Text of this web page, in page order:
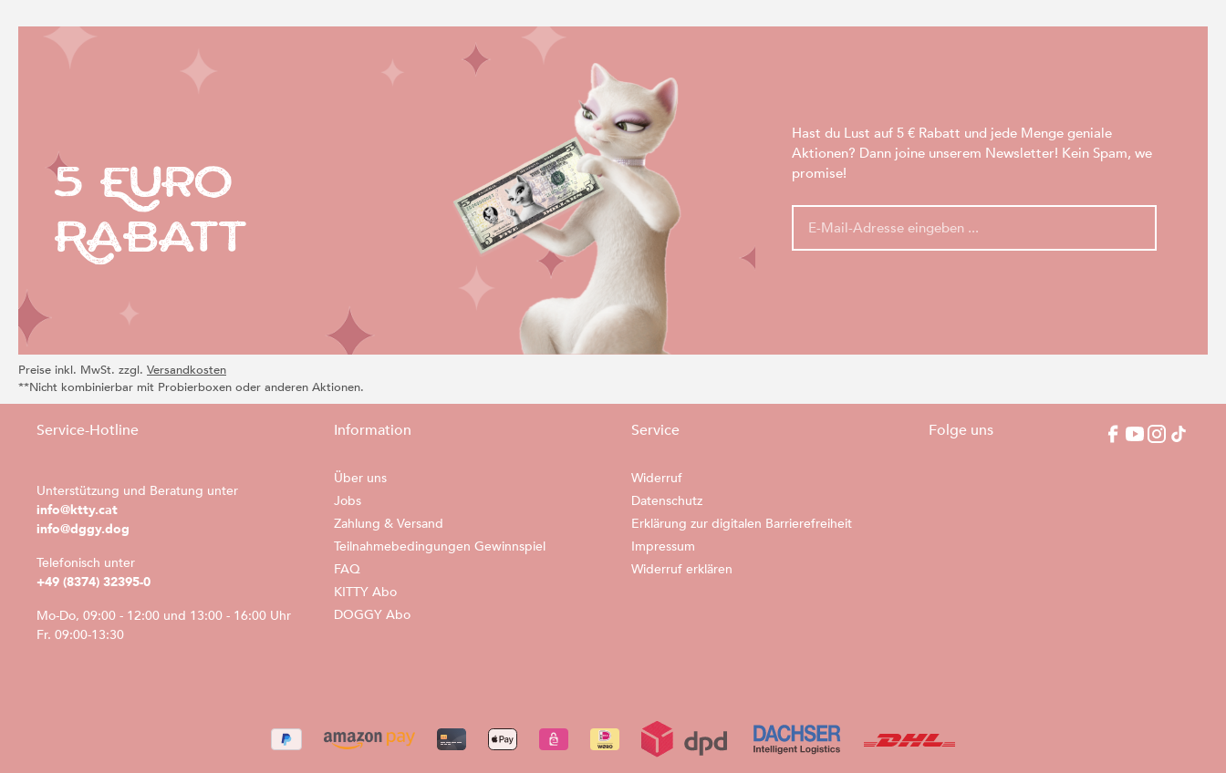
5 Euro
Rabatt
Hast du Lust auf 5 € Rabatt und jede Menge geniale
Aktionen? Dann joine unserem Newsletter! Kein Spam, we
promise!
Preise inkl. MwSt. zzgl. Versandkosten
**Nicht kombinierbar mit Probierboxen oder anderen Aktionen.
Service-Hotline
Unterstützung und Beratung unter
info@ktty.cat
info@dggy.dog
Telefonisch unter
+49 (8374) 32395-0
Mo-Do, 09:00 - 12:00 und 13:00 - 16:00 Uhr
Fr. 09:00-13:30
Information
Über uns
Jobs
Zahlung & Versand
Teilnahmebedingungen Gewinnspiel
FAQ
KITTY Abo
DOGGY Abo
Service
Widerruf
Datenschutz
Erklärung zur digitalen Barrierefreiheit
Impressum
Widerruf erklären
Folge uns